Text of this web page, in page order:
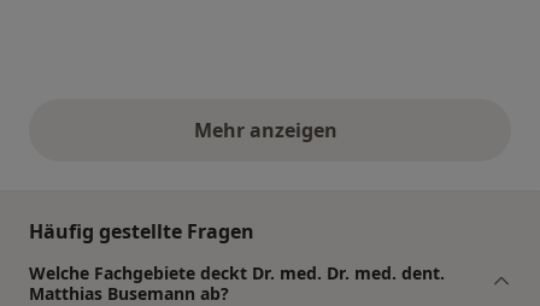
Mehr anzeigenobige Stellungnahmen
Häufig gestellte Fragen
Welche Fachgebiete deckt Dr. med. Dr. med. dent.
Matthias Busemann ab?